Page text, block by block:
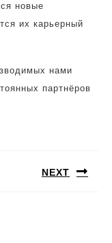
новые
их карьерный
нами
партнёров
NEXT